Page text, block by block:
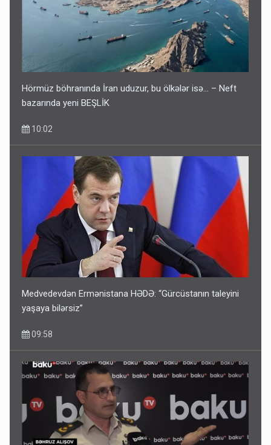
Hörmüz böhranında İran uduzur, bu ölkələr isə... – Neft
bazarında yeni BEŞLİK
10:02
Medvedevdən Ermənistana HƏDƏ: “Gürcüstanın taleyini
yaşaya bilərsiz”
09:58